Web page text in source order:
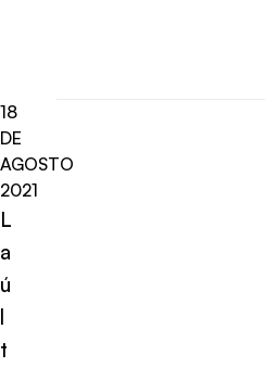
18
DE
AGOSTO
2021
L
a
ú
l
t